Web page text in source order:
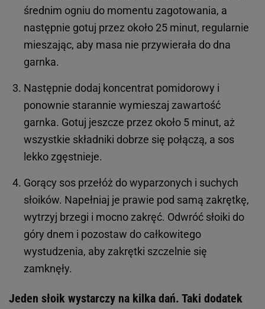
średnim ogniu do momentu zagotowania, a
następnie gotuj przez około 25 minut, regularnie
mieszając, aby masa nie przywierała do dna
garnka.
Następnie dodaj koncentrat pomidorowy i
ponownie starannie wymieszaj zawartość
garnka. Gotuj jeszcze przez około 5 minut, aż
wszystkie składniki dobrze się połączą, a sos
lekko zgęstnieje.
Gorący sos przełóż do wyparzonych i suchych
słoików. Napełniaj je prawie pod samą zakrętkę,
wytrzyj brzegi i mocno zakręć. Odwróć słoiki do
góry dnem i pozostaw do całkowitego
wystudzenia, aby zakrętki szczelnie się
zamknęły.
Jeden słoik wystarczy na kilka dań. Taki dodatek